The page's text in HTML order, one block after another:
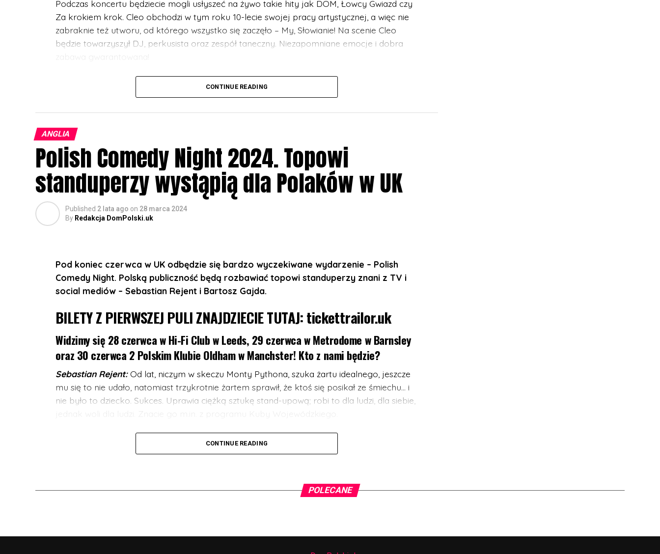
Podczas koncertu będziecie mogli usłyszeć na żywo takie hity jak DOM, Łowcy Gwiazd czy
Za krokiem krok. Cleo obchodzi w tym roku 10-lecie swojej pracy artystycznej, a więc nie
zabraknie też utworu, od którego wszystko się zaczęło – My, Słowianie! Na scenie Cleo
będzie towarzyszył DJ, perkusista oraz zespół taneczny. Niezapomniane emocje i dobra
UWAGA! Koncert przeznaczony jest dla wszystkich grup wiekowych. Niepełnoletni muszą
BILETY:https://bilety.sherlockmedia.ltd/events/sherlockmedialtd/1331588
Koncert odbędzie się:
10 listopada w The Flour and Flagon, 126 Grosvenor St, Manchester M1 7HL
11 listopada w Sheffield Network2, 14 Matilda St, Sheffield S1
12 listopada w The Castle and Falcon, 402 Moseley Rd, Balsall Heath, Birmingham B12 9AT
13 listopada w 229 London, 229 Great Portland St, London W1W 5PN
Początek koncertu: 20:30
REZERWACJA MIEJSC:https://bilety.sherlockmedia.ltd/events/sherlockmedialtd/1331588
CONTINUE READING
ANGLIA
Polish Comedy Night 2024. Topowi
standuperzy wystąpią dla Polaków w UK
Published 2 lata ago on 28 marca 2024
By Redakcja DomPolski.uk
Pod koniec czerwca w UK odbędzie się bardzo wyczekiwane wydarzenie – Polish
Comedy Night. Polską publiczność będą rozbawiać topowi standuperzy znani z TV i
social mediów – Sebastian Rejent i Bartosz Gajda.
BILETY Z PIERWSZEJ PULI ZNAJDZIECIE TUTAJ:tickettrailor.uk
Widzimy się 28 czerwca w Hi-Fi Club w Leeds, 29 czerwca w Metrodome w Barnsley
oraz 30 czerwca 2 Polskim Klubie Oldham w Manchster! Kto z nami będzie?
Sebastian Rejent: Od lat, niczym w skeczu Monty Pythona, szuka żartu idealnego, jeszcze
mu się to nie udało, natomiast trzykrotnie żartem sprawił, że ktoś się posikał ze śmiechu… i
nie było to dziecko. Sukces. Uprawia ciężką sztukę stand-upową; robi to dla ludzi, dla siebie,
Kabareciarz, standuper, komik – generalnie człowiek od śmiesznych rzeczy.
może paść tajemnicze “pogodej mi do lacza”, albo “co żeś tam zaś przysmyczył?”. Możecie
nie zwlekaj z zakupem biletów. Dostępna jest pierwsza pula w promocyjnej cenie!
CONTINUE READING
POLECANE